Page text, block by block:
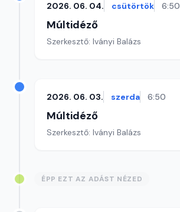
2026. 06. 04. csütörtök 6:50
Múltidéző
Szerkesztő: Iványi Balázs
2026. 06. 03. szerda 6:50
Múltidéző
Szerkesztő: Iványi Balázs
ÉPP EZT AZ ADÁST NÉZED